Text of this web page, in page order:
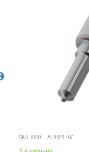
SKU: XMDLLA144P1707